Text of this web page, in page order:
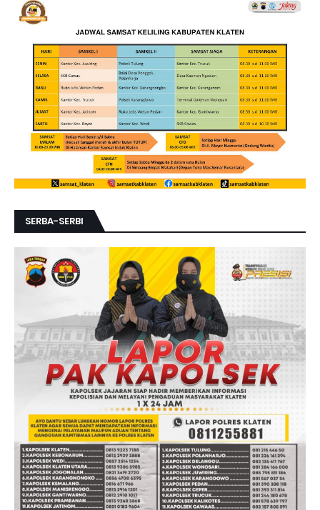
SERBA-SERBI